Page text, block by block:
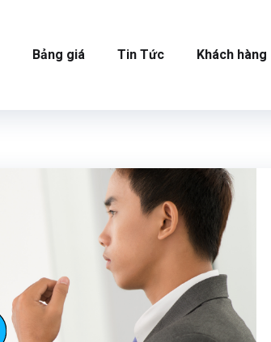
Bảng giá Tin Tức Khách hàng